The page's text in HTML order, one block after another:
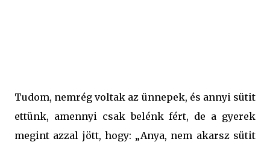
Tudom, nemrég voltak az ünnepek, és annyi sütit
ettünk, amennyi csak belénk fért, de a gyerek
megint azzal jött, hogy: „Anya, nem akarsz sütit